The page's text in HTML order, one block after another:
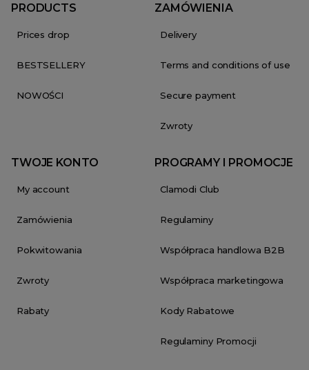
PRODUCTS
Prices drop
BESTSELLERY
NOWOŚCI
ZAMÓWIENIA
Delivery
Terms and conditions of use
Secure payment
Zwroty
TWOJE KONTO
My account
Zamówienia
Pokwitowania
Zwroty
Rabaty
PROGRAMY I PROMOCJE
Clamodi Club
Regulaminy
Współpraca handlowa B2B
Współpraca marketingowa
Kody Rabatowe
Regulaminy Promocji